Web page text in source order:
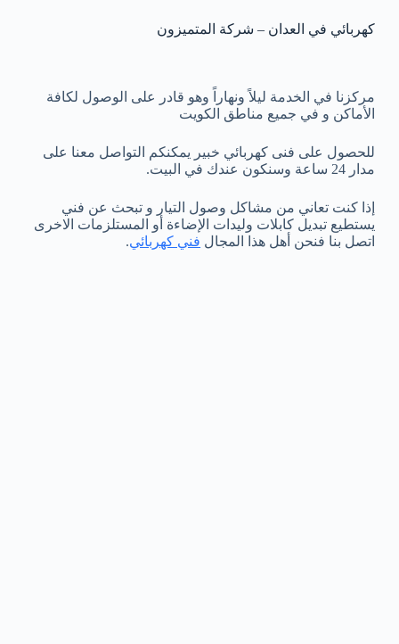
كهربائي في العدان – شركة المتميزون
مركزنا في الخدمة ليلاً ونهاراً وهو قادر على الوصول لكافة
الأماكن و في جميع مناطق الكويت
للحصول على فنى كهربائي خبير يمكنكم التواصل معنا على
مدار 24 ساعة وسنكون عندك في البيت.
إذا كنت تعاني من مشاكل وصول التيار و تبحث عن فني
يستطيع تبديل كابلات وليدات الإضاءة أو المستلزمات الاخرى
اتصل بنا فنحن أهل هذا المجال فني كهربائي.